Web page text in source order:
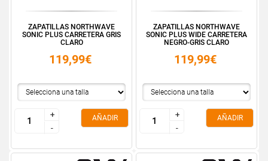
ZAPATILLAS NORTHWAVE
SONIC PLUS CARRETERA GRIS
CLARO
119,99€
+
-
+
-
AÑADIR
ZAPATILLAS NORTHWAVE
SONIC PLUS WIDE CARRETERA
NEGRO-GRIS CLARO
119,99€
+
-
+
-
AÑADIR